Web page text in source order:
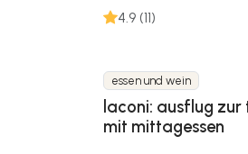
4.9 (11)
essen und wein
laconi: ausflug
mit mittagessen